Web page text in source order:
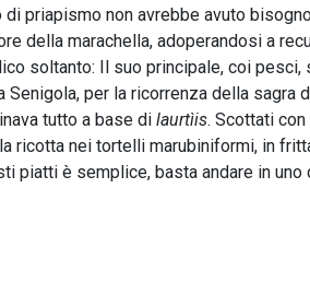
priapismo non avrebbe avuto
della marachella, adoperandosi a
soltanto: Il suo principale, coi pesci,
Senigola, per la ricorrenza della
tutto a base di laurtìis. Scottati
ricotta nei tortelli marubiniformi, in
piatti è semplice, basta andare in uno